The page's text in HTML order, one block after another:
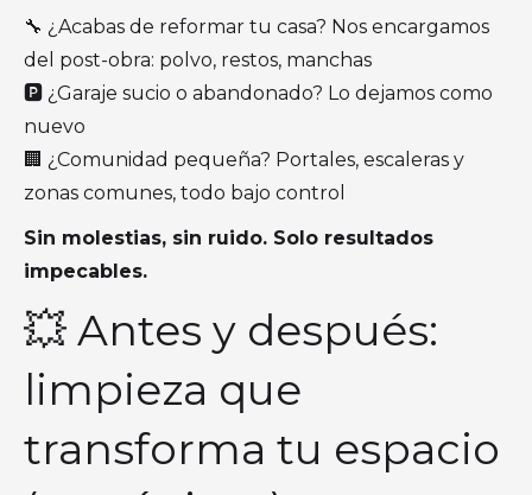
🔧 ¿Acabas de reformar tu casa? Nos encargamos
del post-obra: polvo, restos, manchas
🅿️ ¿Garaje sucio o abandonado? Lo dejamos como
nuevo
🏢 ¿Comunidad pequeña? Portales, escaleras y
zonas comunes, todo bajo control
Sin molestias, sin ruido. Solo resultados
impecables.
💥 Antes y después:
limpieza que
transforma tu espacio